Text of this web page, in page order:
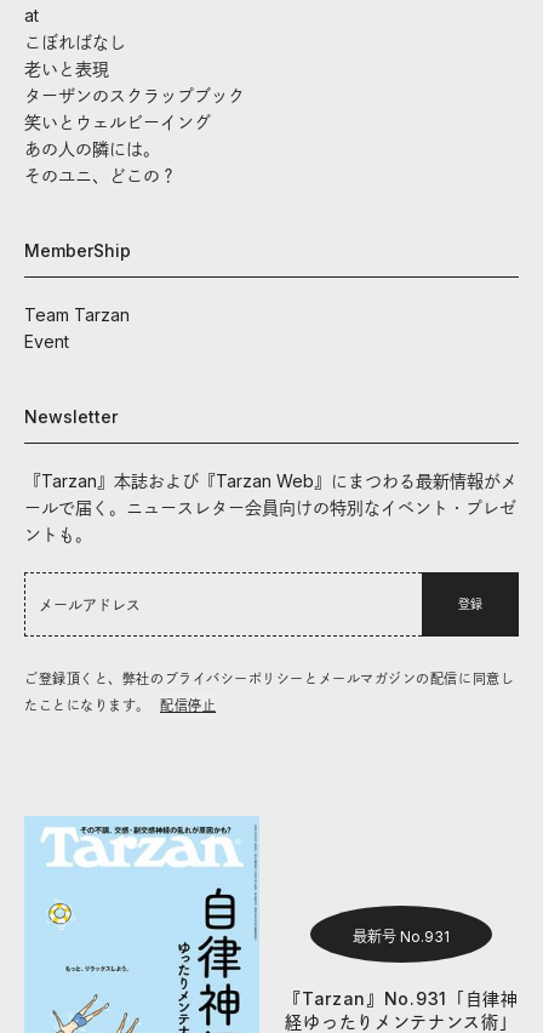
at
こぼればなし
老いと表現
ターザンのスクラップブック
笑いとウェルビーイング
あの人の隣には。
そのユニ、どこの？
MemberShip
Team Tarzan
Event
Newsletter
『Tarzan』本誌および『Tarzan Web』にまつわる最新情報がメ
ールで届く。ニュースレター会員向けの特別なイベント・プレゼ
ントも。
登録
ご登録頂くと、弊社のプライバシーポリシーとメールマガジンの配信に同意し
たことになります。
配信停止
最新号 No.931
『Tarzan』No.931「自律神
経ゆったりメンテナンス術」